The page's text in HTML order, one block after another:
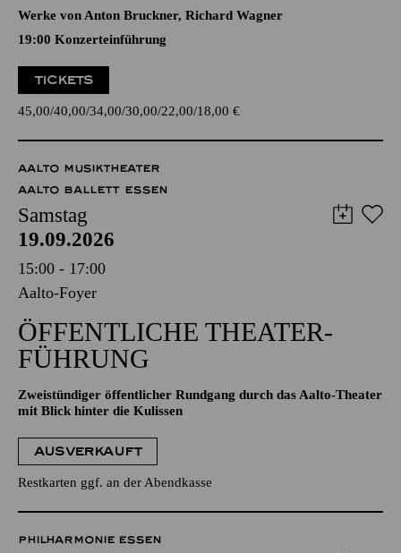
Werke von Anton Bruckner, Richard Wagner
19:00 Konzerteinführung
TICKETS
45,00 40,00 34,00 30,00 22,00 18,00 €
AALTO MUSIKTHEATER
AALTO BALLETT ESSEN
Samstag
19.09.2026
15:00 - 17:00
Aalto-Foyer
ÖFFENTLICHE THEATER­
FÜHRUNG
Zweistündiger öffentlicher Rundgang durch das Aalto-Theater
mit Blick hinter die Kulissen
AUSVERKAUFT
Restkarten ggf. an der Abendkasse
PHILHARMONIE ESSEN